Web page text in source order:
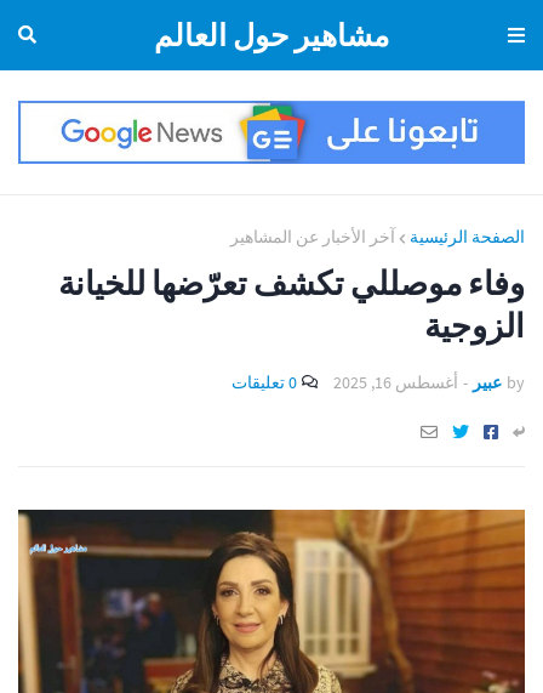
مشاهير حول العالم
الصفحة الرئيسية آخر الأخبار عن المشاهير
وفاء موصللي تكشف تعرّضها للخيانة
الزوجية
by عبير - أغسطس 16, 2025 0 تعليقات